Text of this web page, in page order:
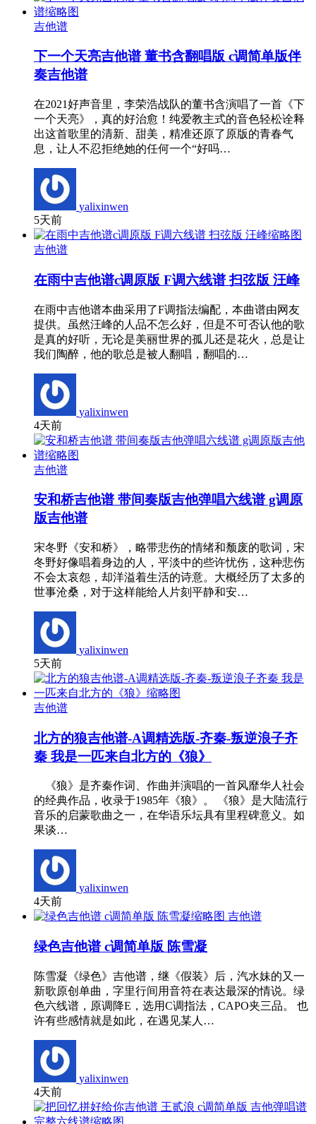
吉他谱
下一个天亮吉他谱 董书含翻唱版 c调简单版伴
奏吉他谱
在2021好声音里，李荣浩战队的董书含演唱了一首《下
一个天亮》，真的好治愈！纯爱教主式的音色轻松诠释
出这首歌里的清新、甜美，精准还原了原版的青春气
息，让人不忍拒绝她的任何一个“好吗…
yalixinwen
5天前
吉他谱
在雨中吉他谱c调原版 F调六线谱 扫弦版 汪峰
在雨中吉他谱本曲采用了F调指法编配，本曲谱由网友
提供。虽然汪峰的人品不怎么好，但是不可否认他的歌
是真的好听，无论是美丽世界的孤儿还是花火，总是让
我们陶醉，他的歌总是被人翻唱，翻唱的…
yalixinwen
4天前
吉他谱
安和桥吉他谱 带间奏版吉他弹唱六线谱 g调原
版吉他谱
宋冬野《安和桥》，略带悲伤的情绪和颓废的歌词，宋
冬野好像唱着身边的人，平淡中的些许忧伤，这种悲伤
不会太哀怨，却洋溢着生活的诗意。大概经历了太多的
世事沧桑，对于这样能给人片刻平静和安…
yalixinwen
5天前
吉他谱
北方的狼吉他谱-A调精选版-齐秦-叛逆浪子齐
秦 我是一匹来自北方的《狼》
《狼》是齐秦作词、作曲并演唱的一首风靡华人社会
的经典作品，收录于1985年《狼》。 《狼》是大陆流行
音乐的启蒙歌曲之一，在华语乐坛具有里程碑意义。如
果谈…
yalixinwen
4天前
吉他谱
绿色吉他谱 c调简单版 陈雪凝
陈雪凝《绿色》吉他谱，继《假装》后，汽水妹的又一
新歌原创单曲，字里行间用音符在表达最深的情说。绿
色六线谱，原调降E，选用C调指法，CAPO夹三品。 也
许有些感情就是如此，在遇见某人…
yalixinwen
4天前